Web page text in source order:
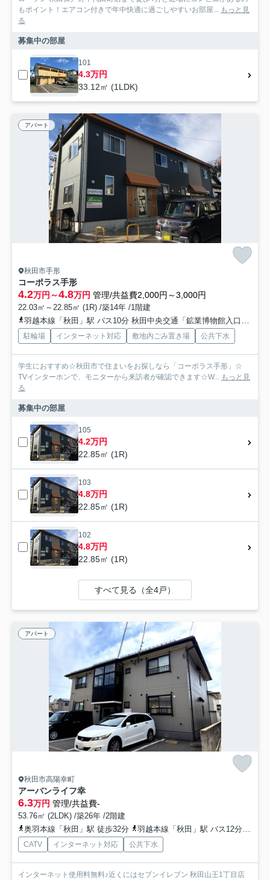
もポイント！エアコン付きで年中快適に過ごしやすいお部屋...
もっと見
る
募集中の部屋
101
4.3万円
33.12㎡ (1LDK)
アパート
秋田市手形
コーポラス手形
4.2万円～4.8万円 管理/共益費2,000円～3,000円
22.03㎡～22.85㎡ (1R) /築14年 /1階建
羽越本線「秋田」駅 バス10分 秋田中央交通「鉱業博物館入口」 停歩3分
駐輪場 インターネット対応 敷地内ごみ置き場 公共下水
学生におすすめ☆秋田市で住まいをお探しなら「コーポラス手形」☆
TVインターホンで、モニターから来訪者が確認できます☆W...
もっと見
る
募集中の部屋
105
4.2万円
22.85㎡ (1R)
103
4.8万円
22.85㎡ (1R)
102
4.8万円
22.85㎡ (1R)
すべて見る（全4戸）
アパート
秋田市高陽幸町
アーバンライフ幸
6.3万円 管理/共益費-
53.76㎡ (2LDK) /築26年 /2階建
奥羽本線「秋田」駅 徒歩32分
羽越本線「秋田」駅 バス12分 秋田中央交通「高陽幸町」 停歩2分
CATV インターネット対応 公共下水
インターネット使用料無料♪近くにはセブンイレブン 秋田山王1丁目店